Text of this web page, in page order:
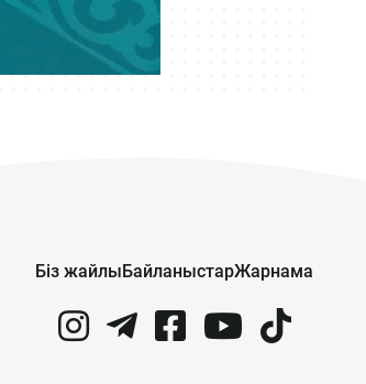
Бүгін 10:54
Бекболат Тілеухан: Қайрат
Трамптың «Бейбітшілік кеңесі»
Газаға арналған алғашқы келісімді
Біз жайлыБайланыстарЖарнама